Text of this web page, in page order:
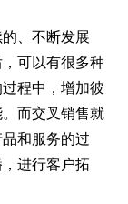
、不断发展
可以有很多种
程中，增加彼
而交叉销售就
和服务的过
进行客户拓